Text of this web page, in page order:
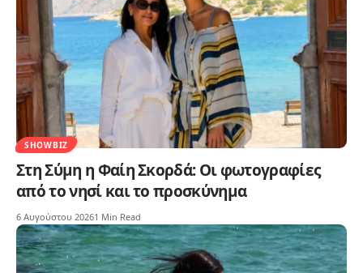
SHOWBIZ
Στη Σύμη η Φαίη Σκορδά: Οι φωτογραφίες
από το νησί και το προσκύνημα
6 Αυγούστου 20261 Min Read